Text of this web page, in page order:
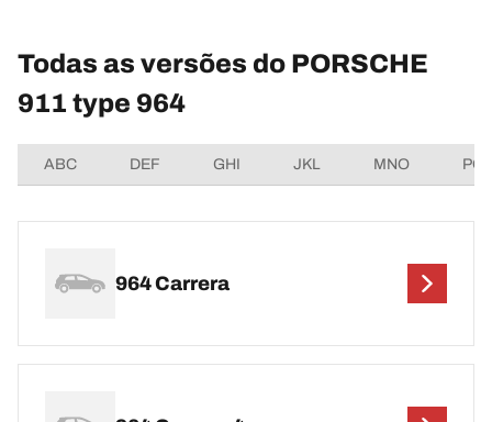
Todas as versões do PORSCHE
911 type 964
ABC DEF GHI JKL MNO
964 Carrera